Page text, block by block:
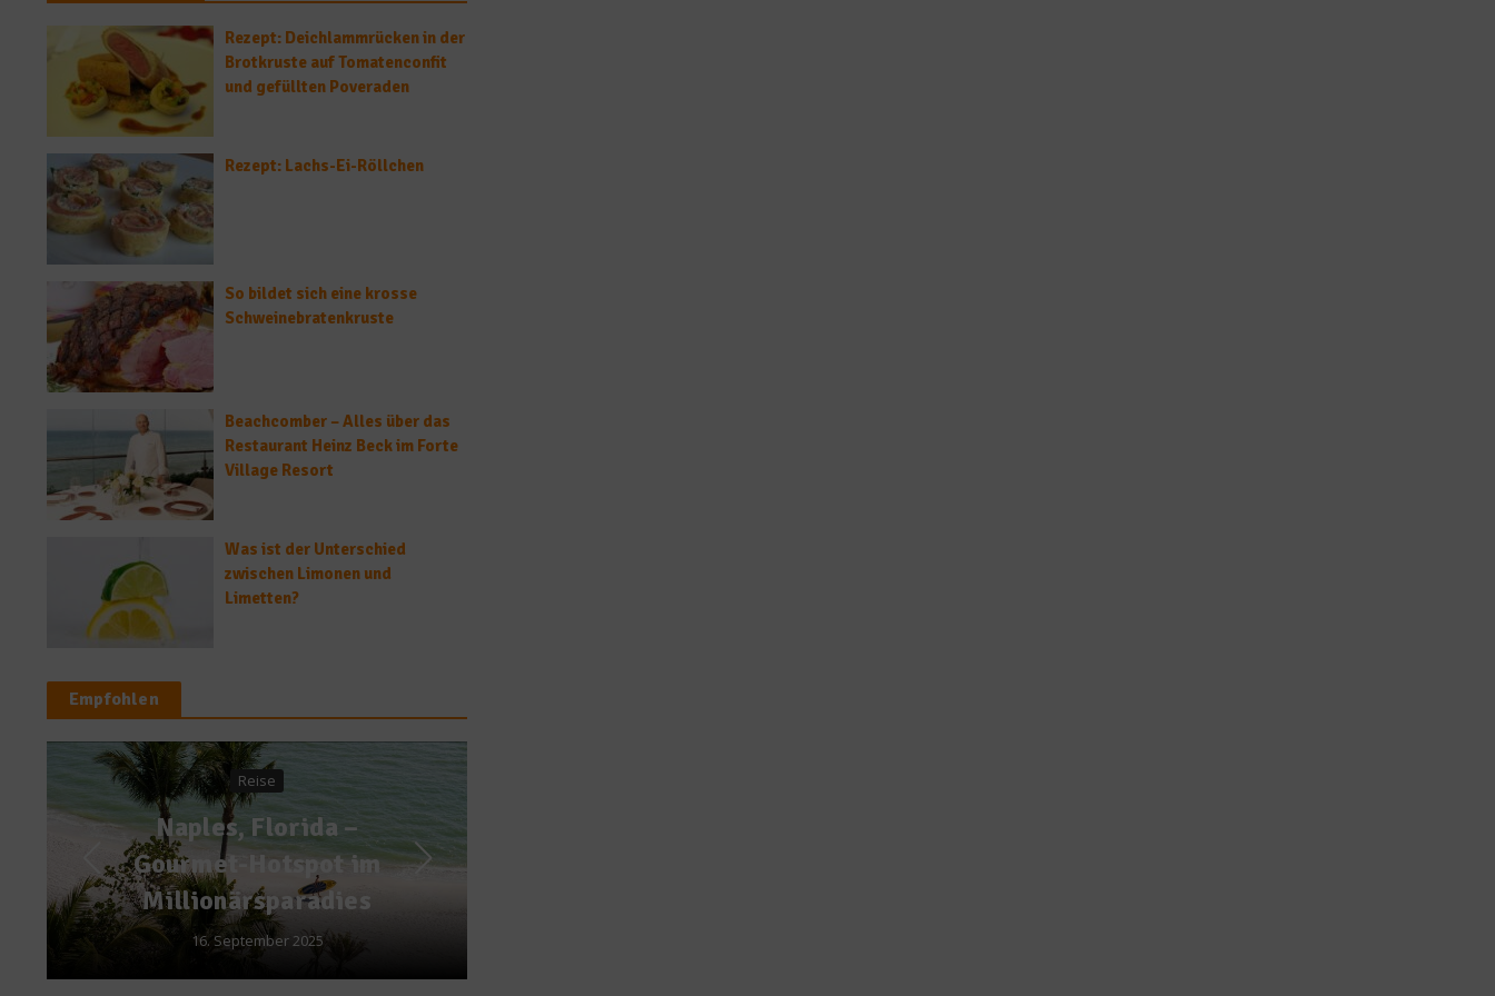
Rezept: Deichlammrücken in der
Brotkruste auf Tomatenconfit
und gefüllten Poveraden
Rezept: Lachs-Ei-Röllchen
So bildet sich eine krosse
Schweinebratenkruste
Beachcomber – Alles über das
Restaurant Heinz Beck im Forte
Village Resort
Was ist der Unterschied
zwischen Limonen und
Limetten?
Empfohlen
Rezepte
Rezept: Ceylon
Lammcurry
8. Dezember 2015